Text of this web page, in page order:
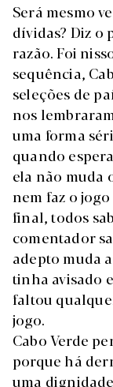
Será mesmo
dívidas? Diz o
razão. Foi
sequência,
seleções de
nos
uma forma
quando
ela não muda
nem faz o
final, todos
comentador
adepto muda
tinha avisado
faltou
jogo.
Cabo Verde
porque há
uma